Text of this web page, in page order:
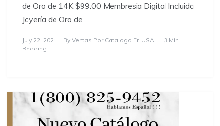
de Oro de 14K $99.00 Membresia Digital Incluida
Joyería de Oro de
July 22, 2021 By Ventas Por Catalogo En USA
3 Min
Reading